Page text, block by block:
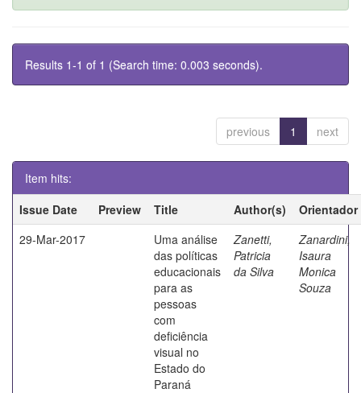
Results 1-1 of 1 (Search time: 0.003 seconds).
previous 1 next
Item hits:
Issue Date
Preview Title Author(s)
Orientador
29-Mar-2017
Uma análise
das políticas
educacionais
para as
pessoas
com
deficiência
visual no
Estado do
Paraná
Zanetti,
Patricia
da Silva
Zanardini,
Isaura
Monica
Souza